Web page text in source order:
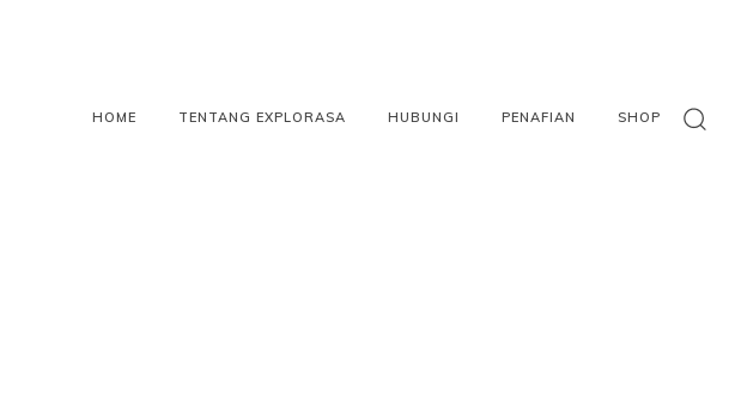
HOME TENTANG EXPLORASA HUBUNGI PENAFIAN SHOP